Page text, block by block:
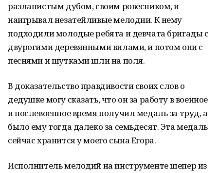
разлапистым дубом, своим ровесником, и
наигрывал незатейливые мелодии. К нему
подходили молодые ребята и девчата бригады с
двурогими деревянными вилами, и потом они с
песнями и шутками шли на поля.
В доказательство правдивости своих слов о
дедушке могу сказать, что он за работу в военное
и послевоенное время получил медаль за труд, а
было ему тогда далеко за семьдесят. Эта медаль
сейчас хранится у моего сына Егора.
Исполнитель мелодий на инструменте шепер из